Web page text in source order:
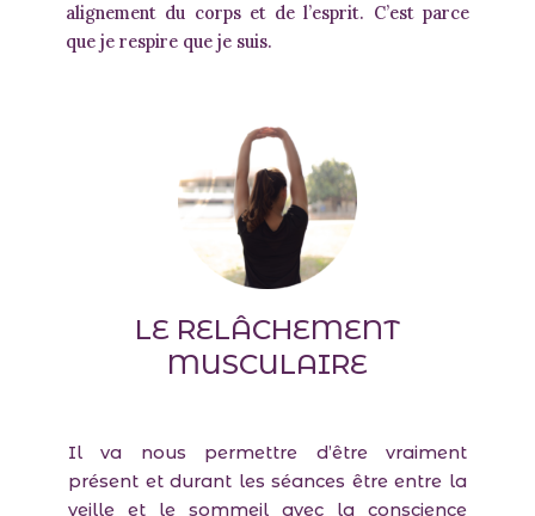
alignement du corps et de l’esprit. C’est parce
que je respire que je suis.
LE RELÂCHEMENT
MUSCULAIRE
Il va nous permettre d’être vraiment
présent et durant les séances être entre la
veille et le sommeil avec la conscience